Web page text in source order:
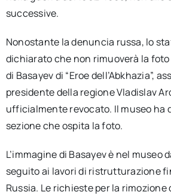
successive.
Nonostante la denuncia russa, lo
dichiarato che non rimuoverà la
di Basayev di “Eroe dell’Abkhazia”,
presidente della regione Vladislav
ufficialmente revocato. Il museo ha
sezione che ospita la foto.
L’immagine di Basayev è nel museo
seguito ai lavori di ristrutturazione
Russia. Le richieste per la rimozione